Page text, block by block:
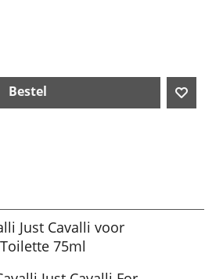
Bestel
Just Cavalli voor
75ml